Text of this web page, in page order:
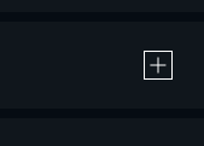
作品の購入 / レンタルです。
20％のポイント還元です。